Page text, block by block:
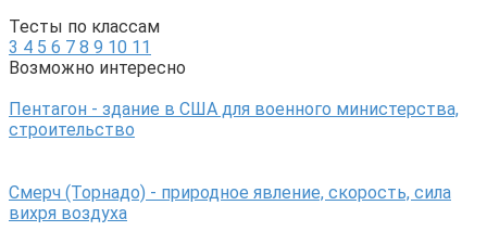
Тесты по классам
3 4 5 6 7 8 9 10 11
Возможно интересно
Пентагон - здание в США для военного министерства,
строительство
Смерч (Торнадо) - природное явление, скорость, сила
вихря воздуха